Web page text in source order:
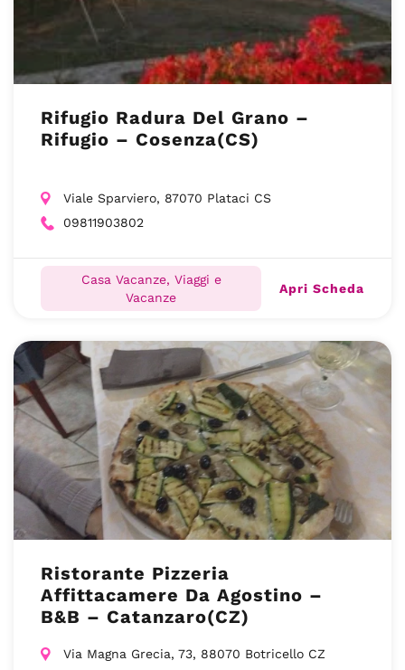
Rifugio Radura Del Grano –
Rifugio – Cosenza(CS)
Viale Sparviero, 87070 Plataci CS
09811903802
Casa Vacanze, Viaggi e
Vacanze
Apri Scheda
Ristorante Pizzeria
Affittacamere Da Agostino –
B&B – Catanzaro(CZ)
Via Magna Grecia, 73, 88070 Botricello CZ